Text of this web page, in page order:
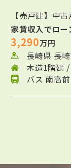
【売戸建】中
家賃収入でロ
3,290万円
長崎県 長
木造1階建
バス 南高